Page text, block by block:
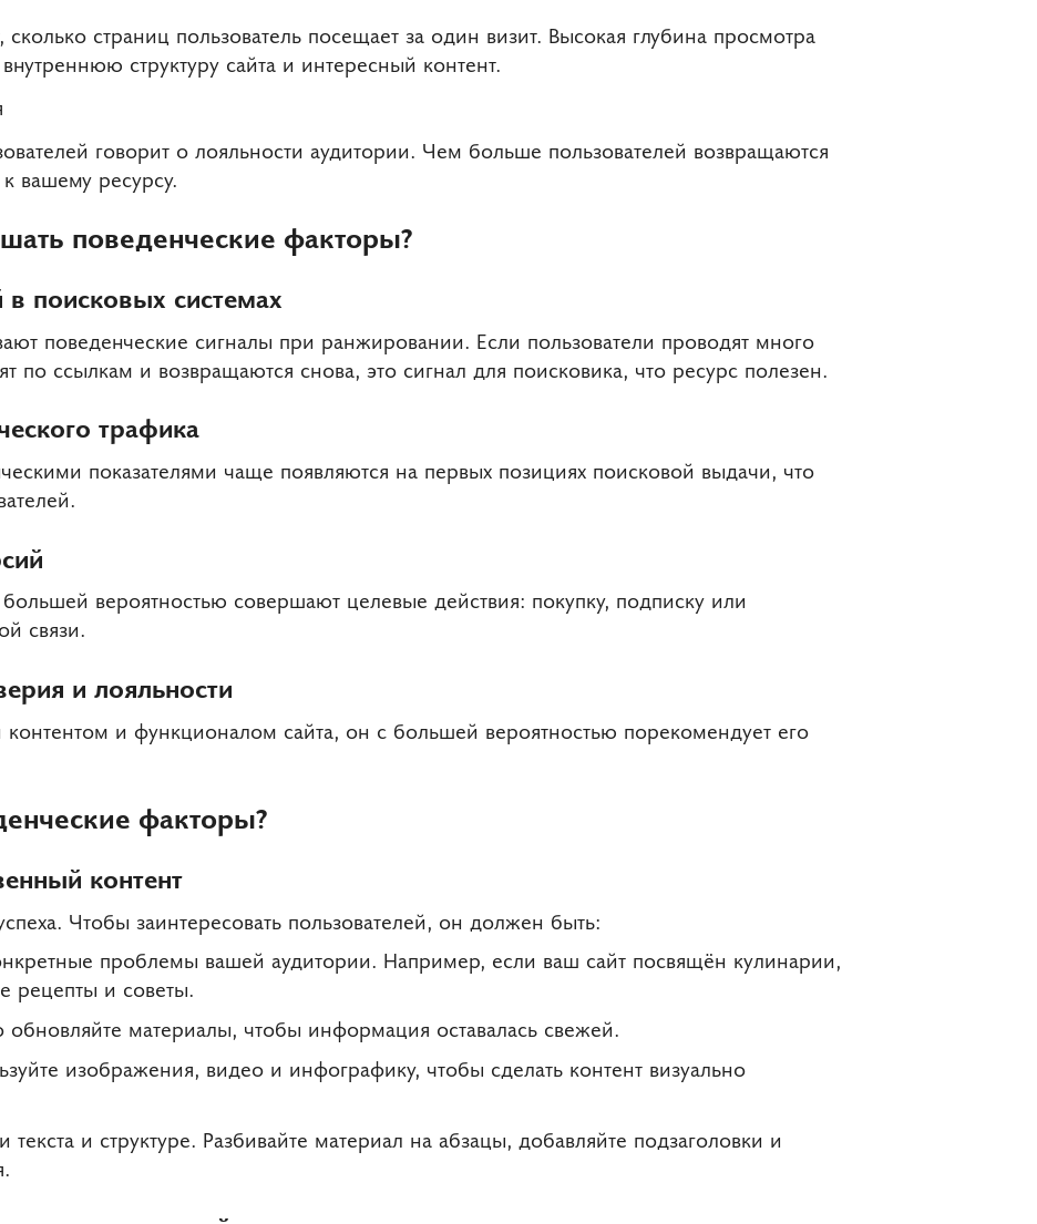
сколько страниц пользователь посещает за один визит. Высокая глубина просмотра
структуру сайта и интересный контент.
говорит о лояльности аудитории. Чем больше пользователей возвращаются
вашему ресурсу.
поведенческие факторы?
поисковых системах
поведенческие сигналы при ранжировании. Если пользователи проводят много
по ссылкам и возвращаются снова, это сигнал для поисковика, что ресурс полезен.
трафика
показателями чаще появляются на первых позициях поисковой выдачи, что
вероятностью совершают целевые действия: покупку, подписку или
связи.
и лояльности
контентом и функционалом сайта, он с большей вероятностью порекомендует его
факторы?
контент
Чтобы заинтересовать пользователей, он должен быть:
проблемы вашей аудитории. Например, если ваш сайт посвящён кулинарии,
рецепты и советы.
обновляйте материалы, чтобы информация оставалась свежей.
изображения, видео и инфографику, чтобы сделать контент визуально
текста и структуре. Разбивайте материал на абзацы, добавляйте подзаголовки и